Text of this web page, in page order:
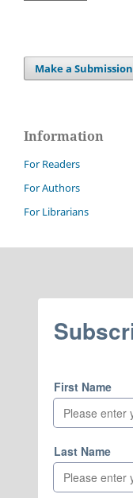
Make a Submission
Information
For Readers
For Authors
For Librarians